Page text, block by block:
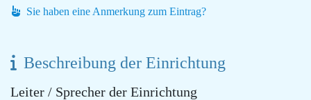
Sie haben eine Anmerkung zum Eintrag?
Beschreibung der Einrichtung
Leiter / Sprecher der Einrichtung